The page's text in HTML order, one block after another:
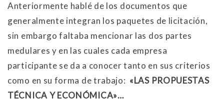
Anteriormente hablé de los documentos que
generalmente integran los paquetes de licitación,
sin embargo faltaba mencionar las dos partes
medulares y en las cuales cada empresa
participante se da a conocer tanto en sus criterios
como en su forma de trabajo: «LAS PROPUESTAS
TÉCNICA Y ECONÓMICA»…